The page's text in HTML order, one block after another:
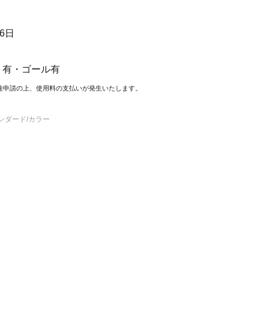
日
・ゴール有
請の上、使用料の支払いが発生いたします。
ダード/カラー